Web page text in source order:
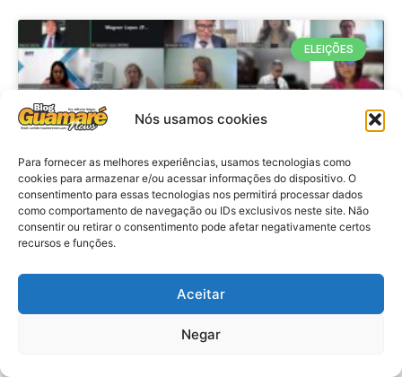
Nós usamos cookies
Para fornecer as melhores experiências, usamos tecnologias como
cookies para armazenar e/ou acessar informações do dispositivo. O
consentimento para essas tecnologias nos permitirá processar dados
como comportamento de navegação ou IDs exclusivos neste site. Não
consentir ou retirar o consentimento pode afetar negativamente certos
recursos e funções.
Aceitar
Negar
ELEIÇÕES
Eleições 2026: procuradores e
promotores eleitorais realizam
reunião de alinhamento no RN